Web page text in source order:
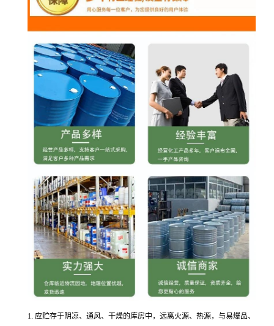
1. 应贮存于阴凉、通风、干燥的库房中，远离火源、热源，与易爆品、